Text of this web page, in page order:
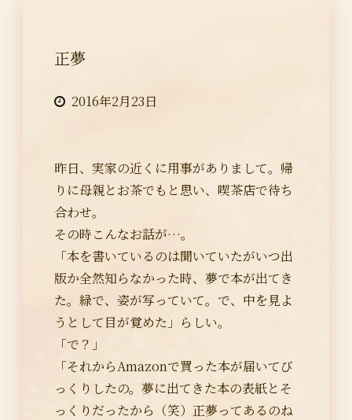
正夢
2016年2月23日
昨日、実家の近くに用事がありまして。帰
りに母親とお茶でもと思い、喫茶店で待ち
合わせ。
その時こんなお話が…。
「本を書いているのは聞いていたがいつ出
版か全然知らなかった時、夢で本が出てき
た。緑で、姿が写っていて。で、中を見よ
うとして目が覚めた」らしい。
「で？」
「それからAmazonで買った本が届いてび
っくりしたの。夢に出てきた本の表紙とそ
っくりだったから（笑）正夢ってあるのね